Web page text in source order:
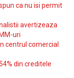
ca nu isi permit
avertizeaza
uri
centrul comercial
din creditele